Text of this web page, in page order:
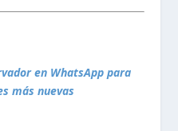
en WhatsApp para
más nuevas